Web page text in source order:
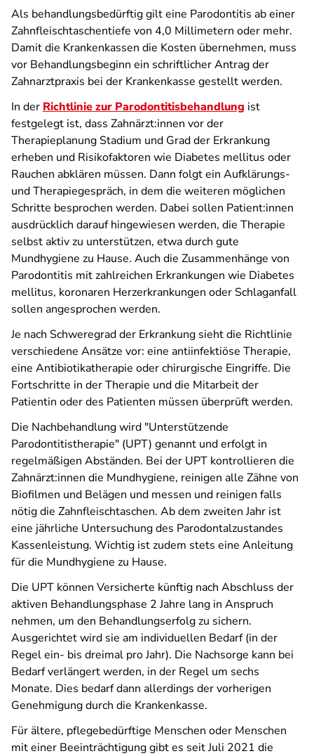
Als behandlungsbedürftig gilt eine Parodontitis ab einer
Zahnfleischtaschentiefe von 4,0 Millimetern oder mehr.
Damit die Krankenkassen die Kosten übernehmen, muss
vor Behandlungsbeginn ein schriftlicher Antrag der
Zahnarztpraxis bei der Krankenkasse gestellt werden.
In der Richtlinie zur Parodontitisbehandlung ist
festgelegt ist, dass Zahnärzt:innen vor der
Therapieplanung Stadium und Grad der Erkrankung
erheben und Risikofaktoren wie Diabetes mellitus oder
Rauchen abklären müssen. Dann folgt ein Aufklärungs-
und Therapiegespräch, in dem die weiteren möglichen
Schritte besprochen werden. Dabei sollen Patient:innen
ausdrücklich darauf hingewiesen werden, die Therapie
selbst aktiv zu unterstützen, etwa durch gute
Mundhygiene zu Hause. Auch die Zusammenhänge von
Parodontitis mit zahlreichen Erkrankungen wie Diabetes
mellitus, koronaren Herzerkrankungen oder Schlaganfall
sollen angesprochen werden.
Je nach Schweregrad der Erkrankung sieht die Richtlinie
verschiedene Ansätze vor: eine antiinfektiöse Therapie,
eine Antibiotikatherapie oder chirurgische Eingriffe. Die
Fortschritte in der Therapie und die Mitarbeit der
Patientin oder des Patienten müssen überprüft werden.
Die Nachbehandlung wird "Unterstützende
Parodontitistherapie" (UPT) genannt und erfolgt in
regelmäßigen Abständen. Bei der UPT kontrollieren die
Zahnärzt:innen die Mundhygiene, reinigen alle Zähne von
Biofilmen und Belägen und messen und reinigen falls
nötig die Zahnfleischtaschen. Ab dem zweiten Jahr ist
eine jährliche Untersuchung des Parodontalzustandes
Kassenleistung. Wichtig ist zudem stets eine Anleitung
für die Mundhygiene zu Hause.
Die UPT können Versicherte künftig nach Abschluss der
aktiven Behandlungsphase 2 Jahre lang in Anspruch
nehmen, um den Behandlungserfolg zu sichern.
Ausgerichtet wird sie am individuellen Bedarf (in der
Regel ein- bis dreimal pro Jahr). Die Nachsorge kann bei
Bedarf verlängert werden, in der Regel um sechs
Monate. Dies bedarf dann allerdings der vorherigen
Genehmigung durch die Krankenkasse.
Für ältere, pflegebedürftige Menschen oder Menschen
mit einer Beeinträchtigung gibt es seit Juli 2021 die